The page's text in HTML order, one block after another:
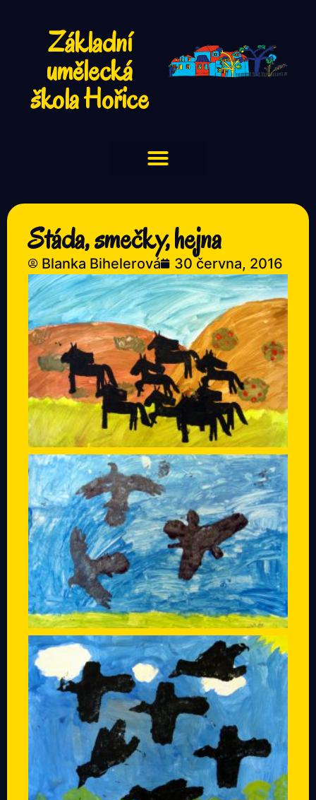
Základní
umělecká
škola Hořice
Stáda, smečky, hejna
Blanka Bihelerová 30 června, 2016